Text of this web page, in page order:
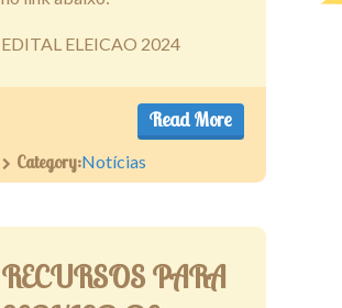
EDITAL ELEICAO 2024
Read More
Category:Notícias
RECURSOS PARA